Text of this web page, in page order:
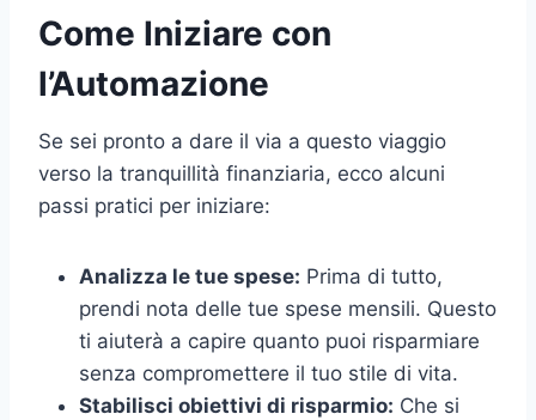
Come Iniziare con
l’Automazione
Se sei pronto a dare il via a questo viaggio
verso la tranquillità finanziaria, ecco alcuni
passi pratici per iniziare:
Analizza le tue spese: Prima di tutto,
prendi nota delle tue spese mensili. Questo
ti aiuterà a capire quanto puoi risparmiare
senza compromettere il tuo stile di vita.
Stabilisci obiettivi di risparmio: Che si